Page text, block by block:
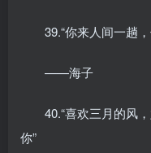
39.“你来人间一趟
——海子
40.“喜欢三月的风
你”